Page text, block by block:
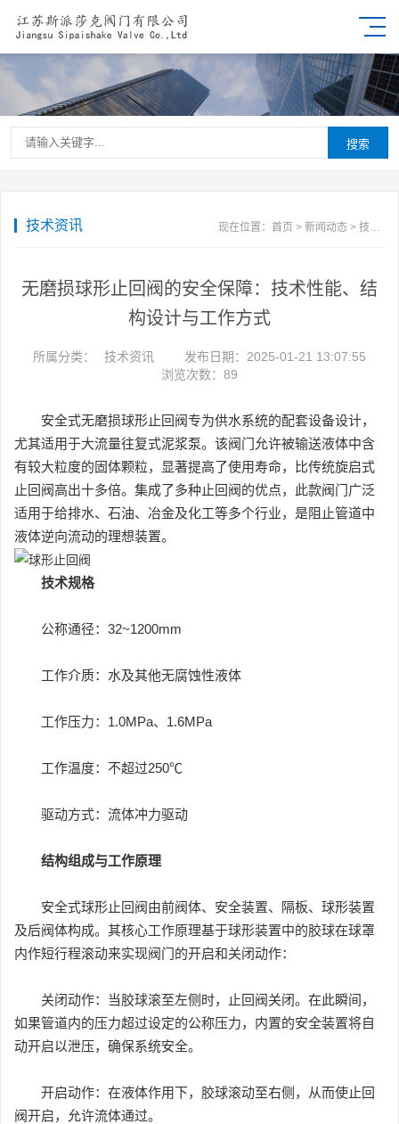
搜索
技术资讯 现在位置： 首页 > 新闻动态> 技术资讯
无磨损球形止回阀的安全保障：技术性能、结
构设计与工作方式
所属分类： 技术资讯
发布日期：2025-01-21 13:07:55
浏览次数： 89
安全式无磨损球形止回阀专为供水系统的配套设备设计，
尤其适用于大流量往复式泥浆泵。该阀门允许被输送液体中含
有较大粒度的固体颗粒，显著提高了使用寿命，比传统旋启式
止回阀高出十多倍。集成了多种止回阀的优点，此款阀门广泛
适用于给排水、石油、冶金及化工等多个行业，是阻止管道中
液体逆向流动的理想装置。
技术规格
公称通径：32~1200mm
工作介质：水及其他无腐蚀性液体
工作压力：1.0MPa、1.6MPa
工作温度：不超过250℃
驱动方式：流体冲力驱动
结构组成与工作原理
安全式球形止回阀由前阀体、安全装置、隔板、球形装置
及后阀体构成。其核心工作原理基于球形装置中的胶球在球罩
内作短行程滚动来实现阀门的开启和关闭动作：
关闭动作：当胶球滚至左侧时，止回阀关闭。在此瞬间，
如果管道内的压力超过设定的公称压力，内置的安全装置将自
动开启以泄压，确保系统安全。
开启动作：在液体作用下，胶球滚动至右侧，从而使止回
阀开启，允许流体通过。